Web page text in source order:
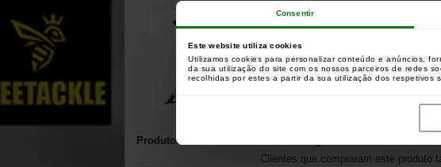
Consentir
Este website utiliza cookies
Utilizamos cookies para personalizar conteúdo e anúncios,
da sua utilização do site com os nossos parceiros de redes
recolhidas por estes a partir da sua utilização dos respetivos
Produtos relacionados com este artigo:
Clientes que compraram este produto